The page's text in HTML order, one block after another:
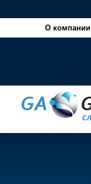
О компании